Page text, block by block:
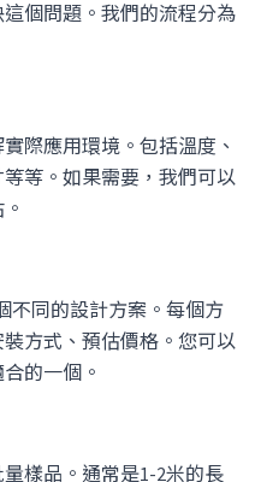
個問題。我們的流程分為
際應用環境。包括溫度、
等。如果需要，我們可以
不同的設計方案。每個方
方式、預估價格。您可以
的一個。
樣品。通常是1-2米的長